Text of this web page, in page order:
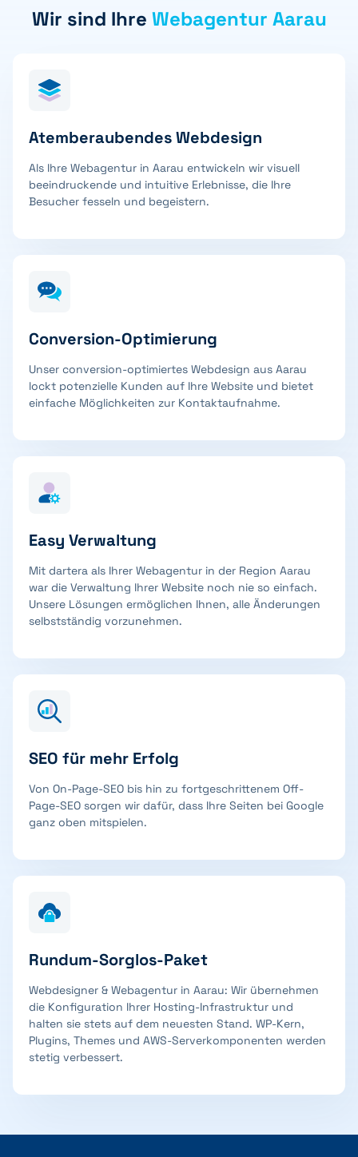
Wir sind Ihre Webagentur Aarau
Atemberaubendes Webdesign
Als Ihre Webagentur in Aarau entwickeln wir visuell
beeindruckende und intuitive Erlebnisse, die Ihre
Besucher fesseln und begeistern.
Conversion-Optimierung
Unser conversion-optimiertes Webdesign aus Aarau
lockt potenzielle Kunden auf Ihre Website und bietet
einfache Möglichkeiten zur Kontaktaufnahme.
Easy Verwaltung
Mit dartera als Ihrer Webagentur in der Region Aarau
war die Verwaltung Ihrer Website noch nie so einfach.
Unsere Lösungen ermöglichen Ihnen, alle Änderungen
selbstständig vorzunehmen.
SEO für mehr Erfolg
Von On-Page-SEO bis hin zu fortgeschrittenem Off-
Page-SEO sorgen wir dafür, dass Ihre Seiten bei Google
ganz oben mitspielen.
Rundum-Sorglos-Paket
Webdesigner & Webagentur in Aarau: Wir übernehmen
die Konfiguration Ihrer Hosting-Infrastruktur und
halten sie stets auf dem neuesten Stand. WP-Kern,
Plugins, Themes und AWS-Serverkomponenten werden
stetig verbessert.